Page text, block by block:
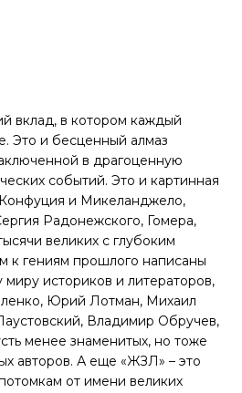
вклад, в котором каждый
Это и бесценный алмаз
в драгоценную
событий. Это и картинная
и Микеланджело,
Радонежского, Гомера,
великих с глубоким
к гениям прошлого написаны
историков и литераторов,
Юрий Лотман, Михаил
Владимир Обручев,
менее знаменитых, но тоже
авторов. А еще «ЖЗЛ» – это
от имени великих